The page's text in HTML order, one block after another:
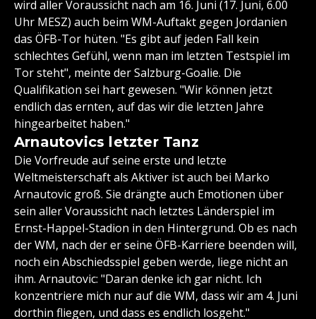
wird aller Voraussicht nach am 16. Juni (17. Juni, 6.00
Uhr MESZ) auch beim WM-Auftakt gegen Jordanien
das ÖFB-Tor hüten. "Es gibt auf jeden Fall kein
schlechtes Gefühl, wenn man im letzten Testspiel im
Tor steht", meinte der Salzburg-Goalie. Die
Qualifikation sei hart gewesen. "Wir können jetzt
endlich das ernten, auf das wir die letzten Jahre
hingearbeitet haben."
Arnautovics letzter Tanz
Die Vorfreude auf seine erste und letzte
Weltmeisterschaft als Aktiver ist auch bei Marko
Arnautovic groß. Sie drängte auch Emotionen über
sein aller Voraussicht nach letztes Länderspiel im
Ernst-Happel-Stadion in den Hintergrund. Ob es nach
der WM, nach der er seine ÖFB-Karriere beenden will,
noch ein Abschiedsspiel geben werde, liege nicht an
ihm. Arnautovic: "Daran denke ich gar nicht. Ich
konzentriere mich nur auf die WM, dass wir am 4. Juni
dorthin fliegen, und dass es endlich losgeht."